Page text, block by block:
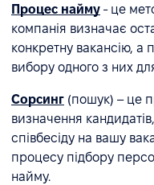
Процес найму - це
компанія визначає
конкретну вакансію, а
вибору одного з них
Сорсинг (пошук) – це
визначення
співбесіду на вашу
процесу підбору
найму.